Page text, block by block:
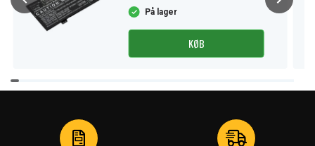
På lager
KØB
Item
1